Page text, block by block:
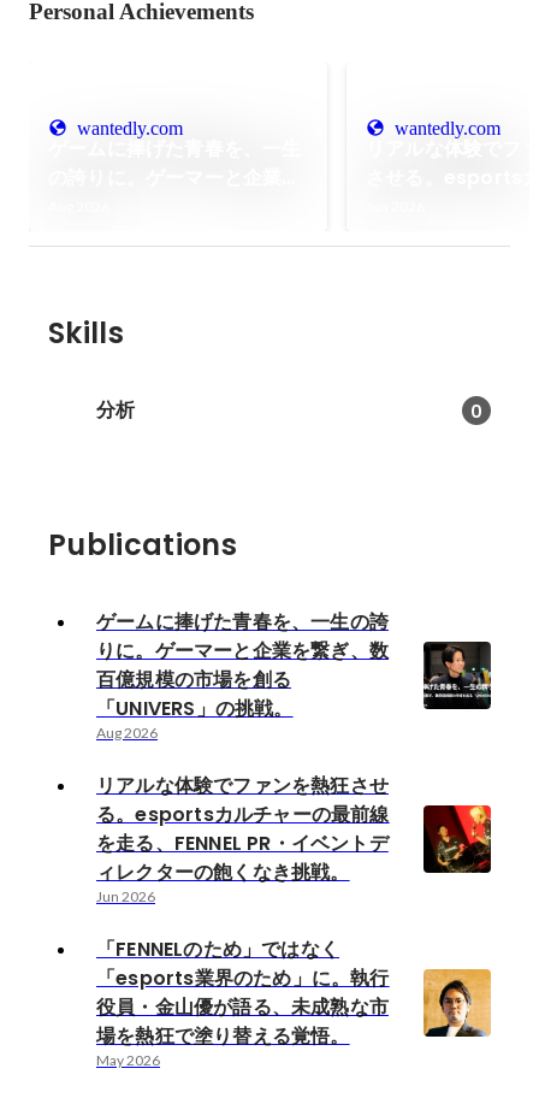
Personal Achievements
wantedly.com wantedly.com
Skills
分析 0
Publications
ゲームに捧げた青春を、一生の誇
りに。ゲーマーと企業を繋ぎ、数
百億規模の市場を創る
「UNIVERS」の挑戦。
Aug 2026
リアルな体験でファンを熱狂させ
る。esportsカルチャーの最前線
を走る、FENNEL PR・イベントデ
ィレクターの飽くなき挑戦。
Jun 2026
「FENNELのため」ではなく
「esports業界のため」に。執行
役員・金山優が語る、未成熟な市
場を熱狂で塗り替える覚悟。
May 2026